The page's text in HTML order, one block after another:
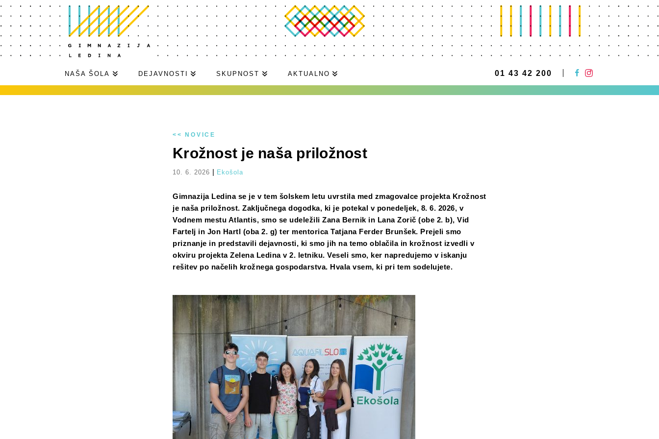
NAŠA ŠOLA DEJAVNOSTI SKUPNOST AKTUALNO 01 43 42 200
<< NOVICE
Krožnost je naša priložnost
10. 6. 2026 | Ekošola
Gimnazija Ledina se je v tem šolskem letu uvrstila med zmagovalce projekta Krožnost
je naša priložnost. Zaključnega dogodka, ki je potekal v ponedeljek, 8. 6. 2026, v
Vodnem mestu Atlantis, smo se udeležili Zana Bernik in Lana Zorič (obe 2. b), Vid
Fartelj in Jon Hartl (oba 2. g) ter mentorica Tatjana Ferder Brunšek. Prejeli smo
priznanje in predstavili dejavnosti, ki smo jih na temo oblačila in krožnost izvedli v
okviru projekta Zelena Ledina v 2. letniku. Veseli smo, ker napredujemo v iskanju
rešitev po načelih krožnega gospodarstva. Hvala vsem, ki pri tem sodelujete.